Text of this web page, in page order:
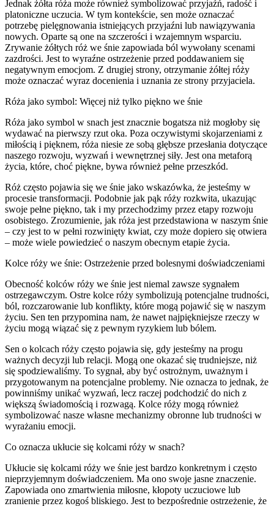
Jednak żółta róża może również symbolizować przyjaźń, radość i
platoniczne uczucia. W tym kontekście, sen może oznaczać
potrzebę pielęgnowania istniejących przyjaźni lub nawiązywania
nowych. Oparte są one na szczerości i wzajemnym wsparciu.
Zrywanie żółtych róż we śnie zapowiada ból wywołany scenami
zazdrości. Jest to wyraźne ostrzeżenie przed poddawaniem się
negatywnym emocjom. Z drugiej strony, otrzymanie żółtej róży
może oznaczać wyraz docenienia i uznania ze strony przyjaciela.
Róża jako symbol: Więcej niż tylko piękno we śnie
Róża jako symbol w snach jest znacznie bogatsza niż mogłoby się
wydawać na pierwszy rzut oka. Poza oczywistymi skojarzeniami z
miłością i pięknem, róża niesie ze sobą głębsze przesłania dotyczące
naszego rozwoju, wyzwań i wewnętrznej siły. Jest ona metaforą
życia, które, choć piękne, bywa również pełne przeszkód.
Róż często pojawia się we śnie jako wskazówka, że jesteśmy w
procesie transformacji. Podobnie jak pąk róży rozkwita, ukazując
swoje pełne piękno, tak i my przechodzimy przez etapy rozwoju
osobistego. Zrozumienie, jak róża jest przedstawiona w naszym śnie
– czy jest to w pełni rozwinięty kwiat, czy może dopiero się otwiera
– może wiele powiedzieć o naszym obecnym etapie życia.
Kolce róży we śnie: Ostrzeżenie przed bolesnymi doświadczeniami
Obecność kolców róży we śnie jest niemal zawsze sygnałem
ostrzegawczym. Ostre kolce róży symbolizują potencjalne trudności,
ból, rozczarowanie lub konflikty, które mogą pojawić się w naszym
życiu. Sen ten przypomina nam, że nawet najpiękniejsze rzeczy w
życiu mogą wiązać się z pewnym ryzykiem lub bólem.
Sen o kolcach róży często pojawia się, gdy jesteśmy na progu
ważnych decyzji lub relacji. Mogą one okazać się trudniejsze, niż
się spodziewaliśmy. To sygnał, aby być ostrożnym, uważnym i
przygotowanym na potencjalne problemy. Nie oznacza to jednak, że
powinniśmy unikać wyzwań, lecz raczej podchodzić do nich z
większą świadomością i rozwagą. Kolce róży mogą również
symbolizować nasze własne mechanizmy obronne lub trudności w
wyrażaniu emocji.
Co oznacza ukłucie się kolcami róży w snach?
Ukłucie się kolcami róży we śnie jest bardzo konkretnym i często
nieprzyjemnym doświadczeniem. Ma ono swoje jasne znaczenie.
Zapowiada ono zmartwienia miłosne, kłopoty uczuciowe lub
zranienie przez kogoś bliskiego. Jest to bezpośrednie ostrzeżenie, że